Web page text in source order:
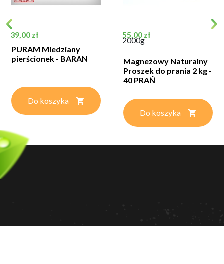
Cena
39,00 zł
PURAM Miedziany
pierścionek - BARAN
Do koszyka
Cena
55,00 zł
2000g
Magnezowy Naturalny
Proszek do prania 2 kg -
40 PRAŃ
Do koszyka